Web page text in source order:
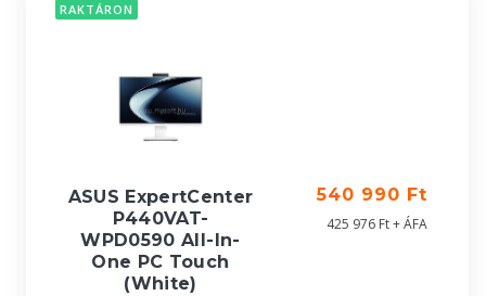
RAKTÁRON
ASUS ExpertCenter
P440VAT-
WPD0590 All-In-
One PC Touch
(White)
540 990 Ft
425 976 Ft + ÁFA